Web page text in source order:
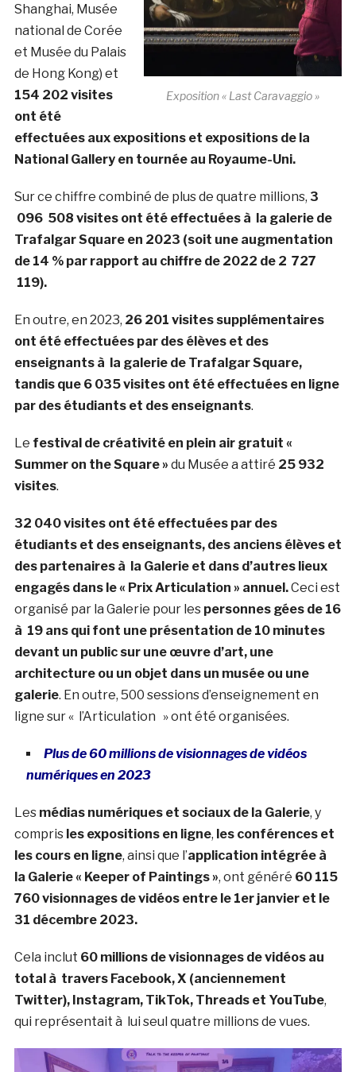
Exposition « Last Caravaggio »
Shanghai, Musée
national de Corée
et Musée du Palais
de Hong Kong) et
154 202 visites
ont été
effectuées aux expositions et expositions de la
National Gallery en tournée au Royaume-Uni.
Sur ce chiffre combiné de plus de quatre millions, 3
096 508 visites ont été effectuées à la galerie de
Trafalgar Square en 2023 (soit une augmentation
de 14 % par rapport au chiffre de 2022 de 2 727
119).
En outre, en 2023, 26 201 visites supplémentaires
ont été effectuées par des élèves et des
enseignants à la galerie de Trafalgar Square,
tandis que 6 035 visites ont été effectuées en ligne
par des étudiants et des enseignants.
Le festival de créativité en plein air gratuit «
Summer on the Square » du Musée a attiré 25 932
visites.
32 040 visites ont été effectuées par des
étudiants et des enseignants, des anciens élèves et
des partenaires à la Galerie et dans d’autres lieux
engagés dans le « Prix Articulation » annuel.Ceci est
organisé par la Galerie pour les personnes gées de 16
à 19 ans qui font une présentation de 10 minutes
devant un public sur une œuvre d’art, une
architecture ou un objet dans un musée ou une
galerie. En outre, 500 sessions d’enseignement en
ligne sur « l’Articulation » ont été organisées.
Plus de 60 millions de visionnages de vidéos
numériques en 2023
Les médias numériques et sociaux de la Galerie, y
compris les expositions en ligne, les conférences et
les cours en ligne, ainsi que l’application intégrée à
la Galerie « Keeper of Paintings », ont généré 60 115
760 visionnages de vidéos entre le 1er janvier et le
31 décembre 2023.
Cela inclut 60 millions de visionnages de vidéos au
total à travers Facebook, X (anciennement
Twitter), Instagram, TikTok, Threads et YouTube,
qui représentait à lui seul quatre millions de vues.